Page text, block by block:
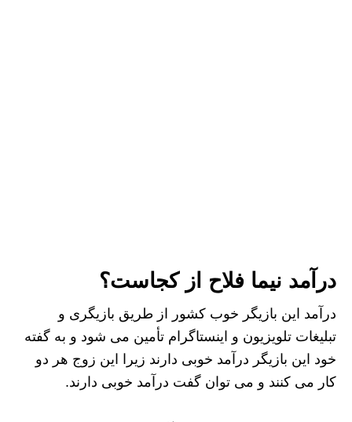
درآمد نیما فلاح از کجاست؟
درآمد این بازیگر خوب کشور از طریق بازیگری و
تبلیغات تلویزیون و اینستاگرام تأمین می شود و به گفته
خود این بازیگر درآمد خوبی دارند زیرا این زوج هر دو
کار می کنند و می توان گفت درآمد خوبی دارند.